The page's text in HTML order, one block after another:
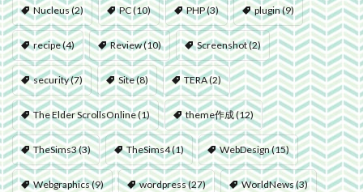
Nucleus(2) PC(10) PHP(3) plugin(9)
recipe(4) Review(10) Screenshot(2)
security(7) Site(8) TERA(2)
The Elder ScrollsOnline(1) theme作成(12)
TheSims3(3) TheSims4(1) WebDesign(15)
Webgraphics(9) wordpress(27) WorldNews(3)